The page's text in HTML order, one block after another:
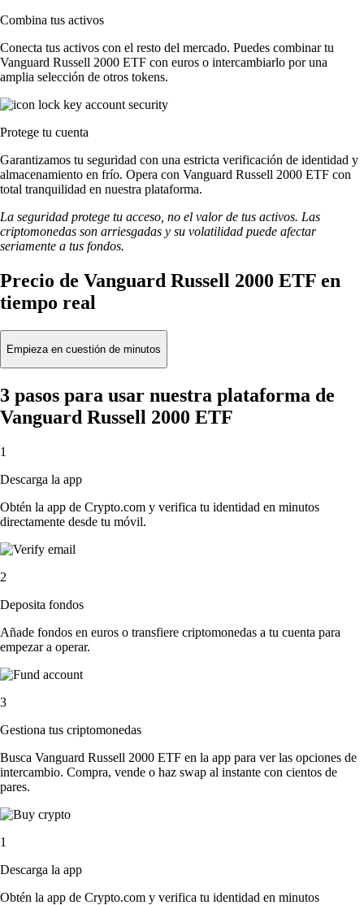
Combina tus activos
Conecta tus activos con el resto del mercado. Puedes combinar tu
Vanguard Russell 2000 ETF con euros o intercambiarlo por una
amplia selección de otros tokens.
Protege tu cuenta
Garantizamos tu seguridad con una estricta verificación de identidad y
almacenamiento en frío. Opera con Vanguard Russell 2000 ETF con
total tranquilidad en nuestra plataforma.
La seguridad protege tu acceso, no el valor de tus activos. Las
criptomonedas son arriesgadas y su volatilidad puede afectar
seriamente a tus fondos.
Precio de Vanguard Russell 2000 ETF en
tiempo real
Empieza en cuestión de minutos
3 pasos para usar nuestra plataforma de
Vanguard Russell 2000 ETF
1
Descarga la app
Obtén la app de Crypto.com y verifica tu identidad en minutos
directamente desde tu móvil.
2
Deposita fondos
Añade fondos en euros o transfiere criptomonedas a tu cuenta para
empezar a operar.
3
Gestiona tus criptomonedas
Busca Vanguard Russell 2000 ETF en la app para ver las opciones de
intercambio. Compra, vende o haz swap al instante con cientos de
pares.
1
Descarga la app
Obtén la app de Crypto.com y verifica tu identidad en minutos